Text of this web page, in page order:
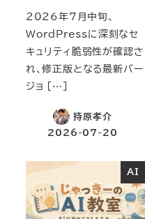
2026年7月中旬、
WordPressに深刻なセ
キュリティ脆弱性が確認さ
れ、修正版となる最新バー
ジョ […]
持原孝介
2026-07-20
AI